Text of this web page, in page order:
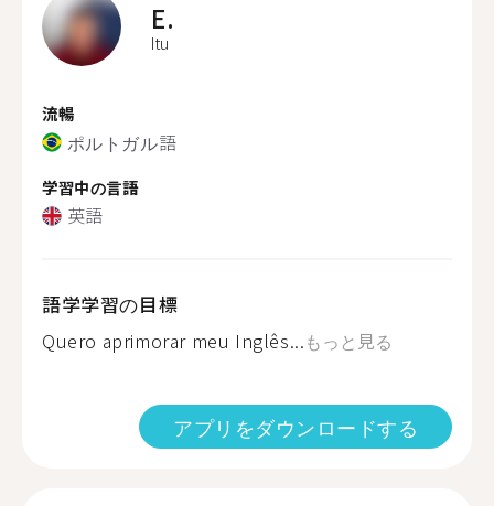
E.
Itu
流暢
ポルトガル語
学習中の言語
英語
語学学習の目標
Quero aprimorar meu Inglês...もっと見る
アプリをダウンロードする